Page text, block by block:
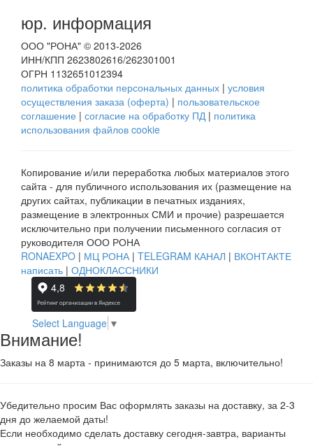
юр. информация
ООО "РОНА" © 2013-2026
ИНН/КПП 2623802616/262301001
ОГРН 1132651012394
политика обработки персональных данных | условия
осуществления заказа (оферта) | пользовательское
соглашение | согласие на обработку ПД | политика
использования файлов cookie
Копирование и/или переработка любых материалов этого
сайта - для публичного использования их (размещение на
других сайтах, публикации в печатных изданиях,
размещение в электронных СМИ и прочие) разрешается
исключительно при получении письменного согласия от
руководителя ООО РОНА
RONAEXPO | МЦ РОНА | TELEGRAM КАНАЛ | ВКОНТАКТЕ
написать | ОДНОКЛАССНИКИ
Select Language ▼
Внимание!
Заказы на 8 марта - принимаются до 5 марта, включительно!
Убедительно просим Вас оформлять заказы на доставку, за 2-3
дня до желаемой даты!
Если необходимо сделать доставку сегодня-завтра, варианты